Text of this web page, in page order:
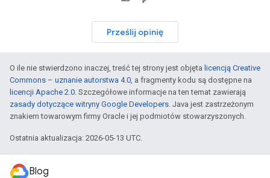
Prześlij opinię
O ile nie stwierdzono inaczej, treść tej strony jest objęta licencją Creative
Commons – uznanie autorstwa 4.0, a fragmenty kodu są dostępne na
licencji Apache 2.0. Szczegółowe informacje na ten temat zawierają
zasady dotyczące witryny Google Developers. Java jest zastrzeżonym
znakiem towarowym firmy Oracle i jej podmiotów stowarzyszonych.
Ostatnia aktualizacja: 2026-05-13 UTC.
Blog